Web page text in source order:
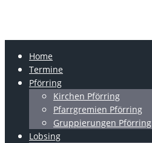
Home
Termine
Pförring
Kirchen Pförring
Pfarrgremien Pförring
Gruppierungen Pförring
Lobsing